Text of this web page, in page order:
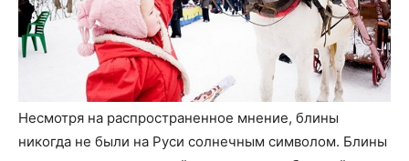
Несмотря на распространенное мнение, блины
никогда не были на Руси солнечным символом. Блины